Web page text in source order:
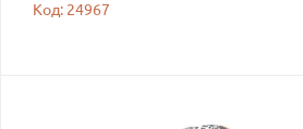
Код: 24967